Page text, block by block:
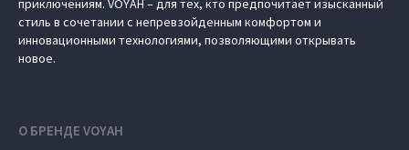
стиль в сочетании с непревзойденным комфортом и
инновационными технологиями, позволяющими открывать
новое.
О БРЕНДЕ VOYAH